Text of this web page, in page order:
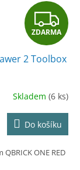
Z
D
A
R
M
A
ZDARMA
2 Toolbox
Skladem (6 ks)
Do košíku
QBRICK ONE RED